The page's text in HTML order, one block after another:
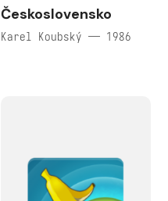
Československo
Karel Koubský — 1986